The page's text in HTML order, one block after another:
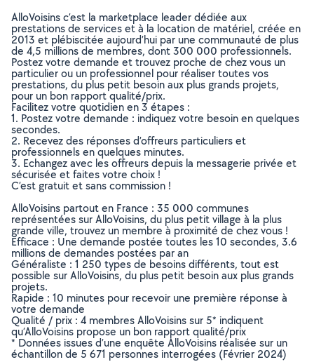
AlloVoisins c’est la marketplace leader dédiée aux
prestations de services et à la location de matériel, créée en
2013 et plébiscitée aujourd’hui par une communauté de plus
de 4,5 millions de membres, dont 300 000 professionnels.
Postez votre demande et trouvez proche de chez vous un
particulier ou un professionnel pour réaliser toutes vos
prestations, du plus petit besoin aux plus grands projets,
pour un bon rapport qualité/prix.
Facilitez votre quotidien en 3 étapes :
1. Postez votre demande : indiquez votre besoin en quelques
secondes.
2. Recevez des réponses d’offreurs particuliers et
professionnels en quelques minutes.
3. Echangez avec les offreurs depuis la messagerie privée et
sécurisée et faites votre choix !
C’est gratuit et sans commission !
AlloVoisins partout en France : 35 000 communes
représentées sur AlloVoisins, du plus petit village à la plus
grande ville, trouvez un membre à proximité de chez vous !
Efficace : Une demande postée toutes les 10 secondes, 3.6
millions de demandes postées par an
Généraliste : 1 250 types de besoins différents, tout est
possible sur AlloVoisins, du plus petit besoin aux plus grands
projets.
Rapide : 10 minutes pour recevoir une première réponse à
votre demande
Qualité / prix : 4 membres AlloVoisins sur 5* indiquent
qu’AlloVoisins propose un bon rapport qualité/prix
* Données issues d’une enquête AlloVoisins réalisée sur un
échantillon de 5 671 personnes interrogées (Février 2024)